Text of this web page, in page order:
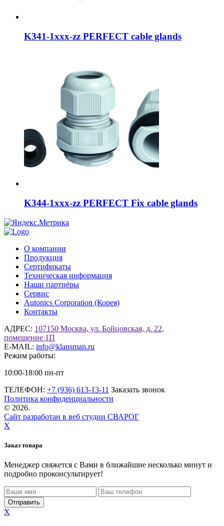
K341-1xxx-zz PERFECT cable glands
K344-1xxx-zz PERFECT Fix cable glands
О компании
Продукция
Сертификаты
Техническая информация
Наши партнёры
Сервис
Autonics Corporation (Корея)
Контакты
АДРЕС: 107150 Москва, ул. Бойцовская, д. 22,
помещение 1П
E-MAIL: info@klansman.ru
Режим работы:
10:00-18:00 пн-пт
ТЕЛЕФОН: +7 (936) 613-13-11 Заказать звонок
Политика конфиденциальности
© 2026.
Сайт разработан в веб студии СВАРОГ
X
Заказ товара
Менеджер свяжется с Вами в ближайшие несколько минут и
подробно проконсультирует!
X